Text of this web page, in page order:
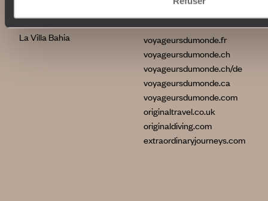
La Villa Bahia
International
voyageursdumonde.fr
voyageursdumonde.ch
voyageursdumonde.ch/de
voyageursdumonde.ca
voyageursdumonde.com
originaltravel.co.uk
originaldiving.com
extraordinaryjourneys.com